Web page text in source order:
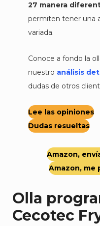
27 manera
permiten tener una
variada.
Conoce a fondo la
nuestro análisis
dudas de otros
Lee las opiniones
Dudas resueltas
Amazon,
Amazon, me
Olla
Cecotec